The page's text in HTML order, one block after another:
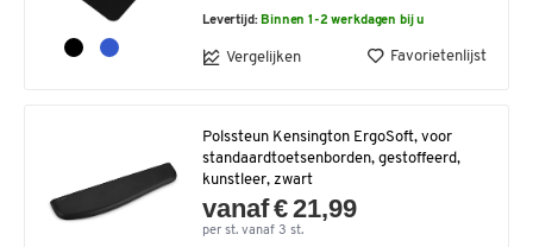
Levertijd: Binnen 1-2 werkdagen bij u
Vergelijken Favorietenlijst
Polssteun Kensington ErgoSoft, voor
standaardtoetsenborden, gestoffeerd,
kunstleer, zwart
vanaf € 21,99
per st. vanaf 3 st.